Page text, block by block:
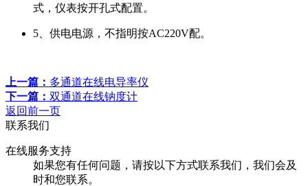
式，仪表按开孔式配置。
5、供电电源，不指明按AC220V配。
上一篇： 多通道在线电导率仪
下一篇： 双通道在线钠度计
返回前一页
联系我们
在线服务支持
如果您有任何问题，请按以下方式联系我们，我们会及
时和您联系。